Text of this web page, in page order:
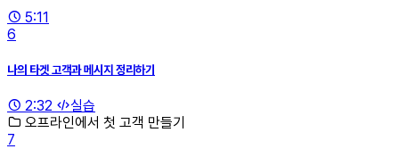
5:11
6
나의 타겟 고객과 메시지 정리하기
2:32
실습
오프라인에서 첫 고객 만들기
7